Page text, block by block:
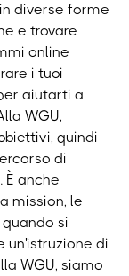
diverse forme
e trovare
online
i tuoi
aiutarti a
WGU,
quindi
di
È anche
mission, le
si
un'istruzione di
WGU, siamo